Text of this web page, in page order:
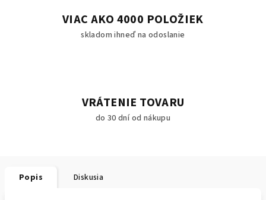
VIAC AKO 4000 POLOŽIEK
skladom ihneď na odoslanie
VRÁTENIE TOVARU
do 30 dní od nákupu
Popis Diskusia